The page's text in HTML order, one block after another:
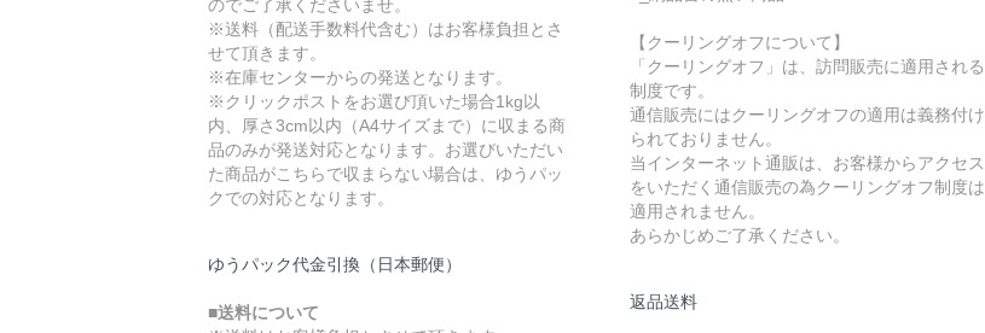
のでご了承くださいませ。
※送料（配送手数料代含む）はお客様負担とさ
せて頂きます。
※在庫センターからの発送となります。
※クリックポストをお選び頂いた場合1kg以
内、厚さ3cm以内（A4サイズまで）に収まる商
品のみが発送対応となります。お選びいただい
た商品がこちらで収まらない場合は、ゆうパッ
クでの対応となります。
ゆうパック代金引換（日本郵便）
■送料について
【クーリングオフについて】
「クーリングオフ」は、訪問販売に適用される
制度です。
通信販売にはクーリングオフの適用は義務付け
られておりません。
当インターネット通販は、お客様からアクセス
をいただく通信販売の為クーリングオフ制度は
適用されません。
あらかじめご了承ください。
返品送料